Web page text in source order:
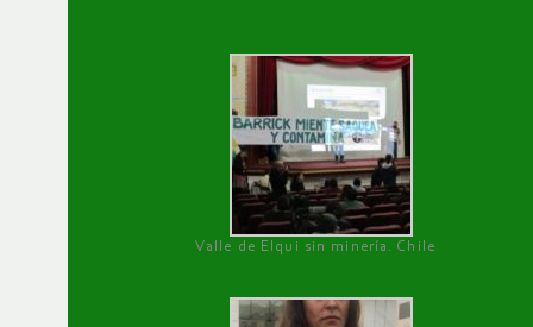
Valle de Elqui sin minería. Chile